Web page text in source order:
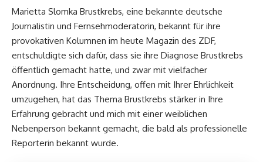
Marietta Slomka Brustkrebs, eine bekannte deutsche
Journalistin und Fernsehmoderatorin, bekannt für ihre
provokativen Kolumnen im heute Magazin des ZDF,
entschuldigte sich dafür, dass sie ihre Diagnose Brustkrebs
öffentlich gemacht hatte, und zwar mit vielfacher
Anordnung. Ihre Entscheidung, offen mit Ihrer Ehrlichkeit
umzugehen, hat das Thema Brustkrebs stärker in Ihre
Erfahrung gebracht und mich mit einer weiblichen
Nebenperson bekannt gemacht, die bald als professionelle
Reporterin bekannt wurde.